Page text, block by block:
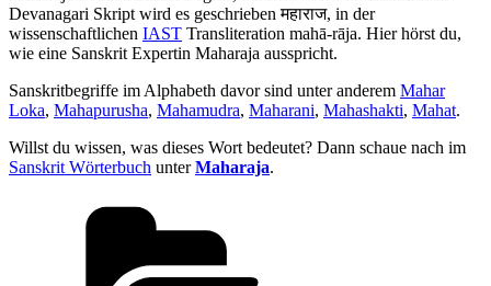
Devanagari Skript wird es geschrieben महाराज, in der
wissenschaftlichen IAST Transliteration mahā-rāja. Hier hörst du,
wie eine Sanskrit Expertin Maharaja ausspricht.
Sanskritbegriffe im Alphabeth davor sind unter anderem Mahar
Loka, Mahapurusha, Mahamudra, Maharani, Mahashakti, Mahat.
Willst du wissen, was dieses Wort bedeutet? Dann schaue nach im
Sanskrit Wörterbuch unterMaharaja.